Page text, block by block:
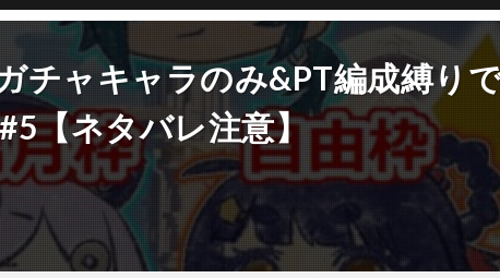
チャキャラのみ&PT編成縛り
【ネタバレ注意】